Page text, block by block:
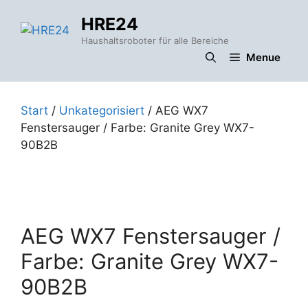
Inhalt
HRE24
Haushaltsroboter für alle Bereiche
Menue
Start / Unkategorisiert / AEG WX7
Fenstersauger / Farbe: Granite Grey WX7-
90B2B
AEG WX7 Fenstersauger /
Farbe: Granite Grey WX7-
90B2B